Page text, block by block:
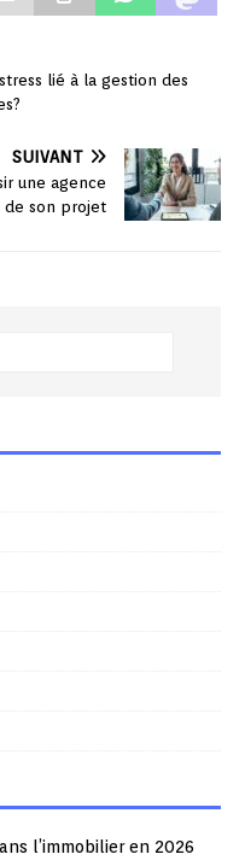
lié à la gestion des
SUIVANT
une agence
son projet
l’immobilier en 2026